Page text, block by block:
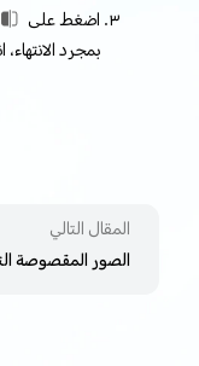
اضغط على
بمجرد
المقال التالي
الصور المقصوصة